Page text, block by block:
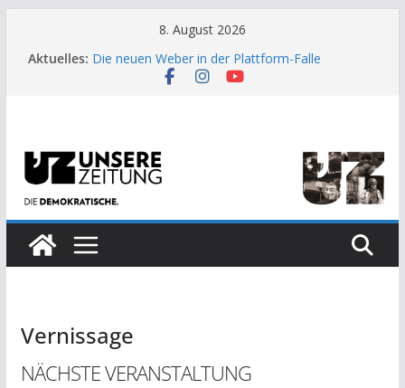
8. August 2026
Aktuelles: Die neuen Weber in der Plattform-Falle
Moment der Woche: Die Heuschrecke
US-Wahl: Arzt aus Detroit besiegt 70-Millionen-
Dollar-Lobby
Vernissage
NÄCHSTE VERANSTALTUNG